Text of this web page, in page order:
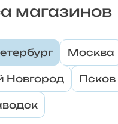
магазинов
Москва
Новгород Псков